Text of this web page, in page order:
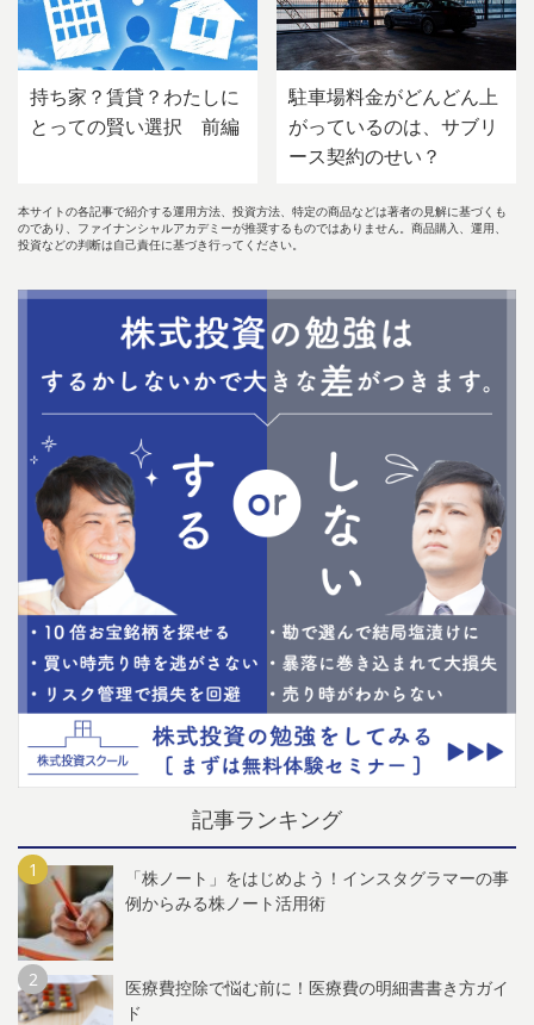
持ち家？賃貸？わたしに
とっての賢い選択 前編
駐車場料金がどんどん上
がっているのは、サブリ
ース契約のせい？
本サイトの各記事で紹介する運用方法、投資方法、特定の商品などは著者の見解に基づくも
のであり、ファイナンシャルアカデミーが推奨するものではありません。商品購入、運用、
投資などの判断は自己責任に基づき行ってください。
記事ランキング
「株ノート」をはじめよう！インスタグラマーの事
例からみる株ノート活用術
医療費控除で悩む前に！医療費の明細書書き方ガイ
ド